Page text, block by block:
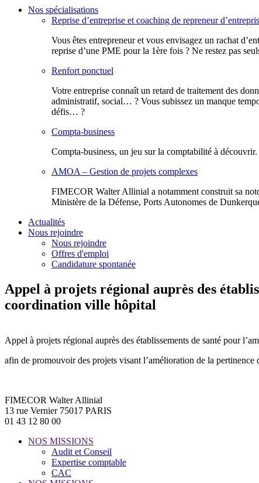
Nos spécialisations
Reprise d’entreprise et coaching de repreneur
Vous êtes entrepreneur et vous envisagez un rachat
reprise d’une PME pour la 1ère fois ? Ne restez pas
Renfort ponctuel
Votre entreprise connaît un retard de traitement des
administratif, social… ? Vous subissez un manque
défis… ?
Compta-business
Compta-business, un jeu sur la comptabilité à découvrir.
AMOA – Gestion de projets complexes
FIMECOR Walter Allinial a notamment construit sa
Ministère de la Défense, Ports Autonomes de
Actualités
Nous rejoindre
Nous rejoindre
Offres d'emploi
Candidature spontanée
Appel à projets régional auprès des
coordination ville hôpital
Appel à projets régional auprès des établissements de santé pour
afin de promouvoir des projets visant l’amélioration de la pertinence
FIMECOR Walter Allinial
13 rue Vernier 75017 PARIS
01 43 12 80 00
NOS MISSIONS
Audit et Conseil
Expertise comptable
CAC